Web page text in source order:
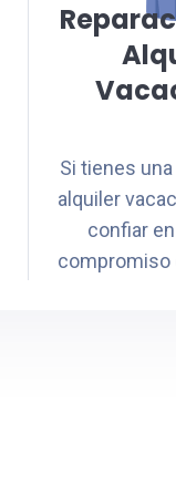
Si tienes
alquiler
confiar
compromiso